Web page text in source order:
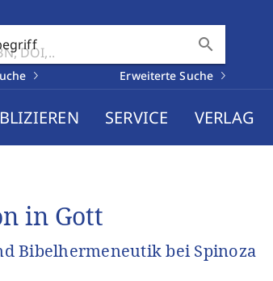
search
Erweiterte Suche
SERVICE VERLAG
in Gott
Bibelhermeneutik bei Spinoza